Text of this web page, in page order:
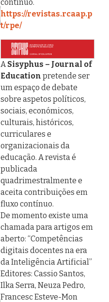
contínuo.
https://revistas.rcaap.p
t/rpe/
ASisyphus – Journal of
Education pretende ser
um espaço de debate
sobre aspetos políticos,
sociais, económicos,
culturais, históricos,
curriculares e
organizacionais da
educação. A revista é
publicada
quadrimestralmente e
aceita contribuições em
fluxo contínuo.
De momento existe uma
chamada para artigos em
aberto: “Competências
digitais docentes na era
da Inteligência Artificial”
Editores: Cassio Santos,
Ilka Serra, Neuza Pedro,
Francesc Esteve-Mon